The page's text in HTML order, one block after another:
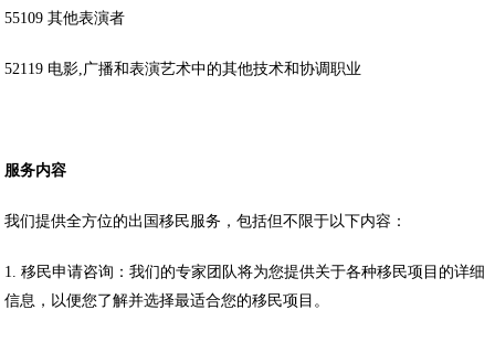
55109 其他表演者
52119 电影,广播和表演艺术中的其他技术和协调职业
服务内容
我们提供全方位的出国移民服务，包括但不限于以下内容：
1. 移民申请咨询：我们的专家团队将为您提供关于各种移民项目的详细
信息，以便您了解并选择最适合您的移民项目。